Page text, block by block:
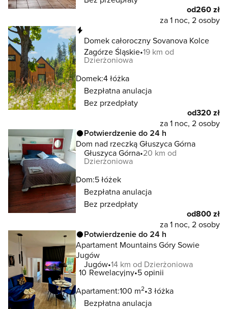
od260 zł
za 1 noc, 2 osoby
Domek całoroczny Sovanova Kolce
Zagórze Śląskie 19 km od
Dzierżoniowa
Domek:4 łóżka
Bezpłatna anulacja
Bez przedpłaty
od320 zł
za 1 noc, 2 osoby
Potwierdzenie do 24 h
Dom nad rzeczką Głuszyca Górna
Głuszyca Górna 20 km od
Dzierżoniowa
Dom:5 łóżek
Bezpłatna anulacja
Bez przedpłaty
od800 zł
za 1 noc, 2 osoby
Potwierdzenie do 24 h
Apartament Mountains Góry Sowie
Jugów
Jugów 14 km od Dzierżoniowa
10 Rewelacyjny 5 opinii
Apartament:100 m2 3 łóżka
Bezpłatna anulacja